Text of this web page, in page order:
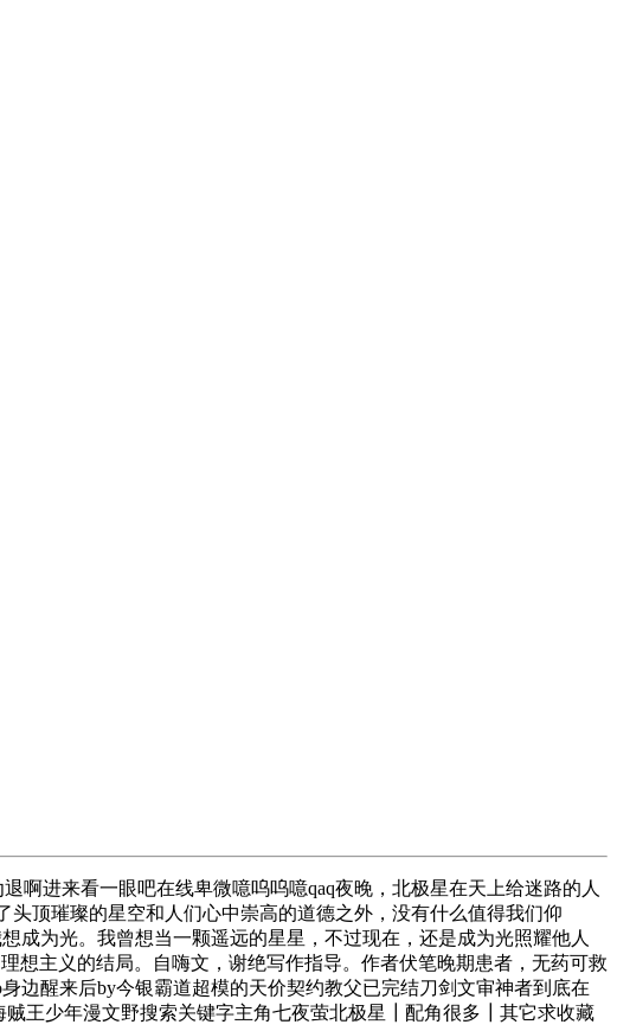
啊进来看一眼吧在线卑微噫呜呜噫qaq夜晚，北极星在天上给迷路的人
顶璀璨的星空和人们心中崇高的道德之外，没有什么值得我们仰
成为光。我曾想当一颗遥远的星星，不过现在，还是成为光照耀他人
想主义的结局。自嗨文，谢绝写作指导。作者伏笔晚期患者，无药可救
边醒来后by今银霸道超模的天价契约教父已完结刀剑文审神者到底在
贼王少年漫文野搜索关键字主角七夜萤北极星┃配角很多┃其它求收藏